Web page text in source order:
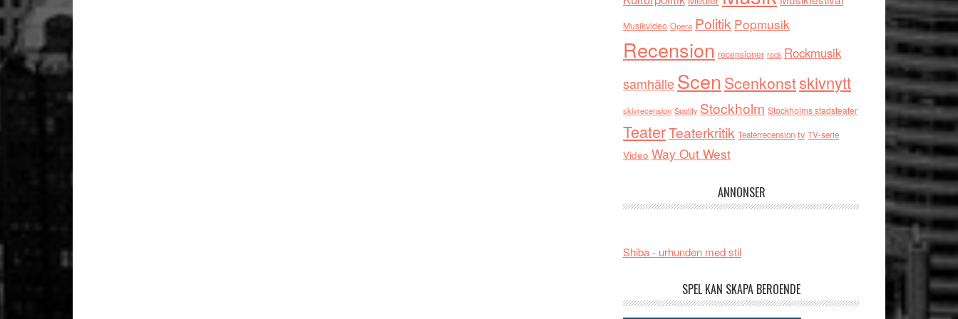
Musikvideo Opera Politik Popmusik
Recension recensioner rock Rockmusik
samhälleScen Scenkonstskivnytt
skivrecension Spotify Stockholm Stockholms stadsteater
TeaterTeaterkritik Teaterrecension tv TV-serie
Video Way Out West
ANNONSER
Shiba - urhunden med stil
SPEL KAN SKAPA BEROENDE